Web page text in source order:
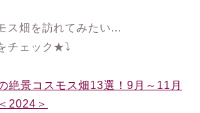
ス畑を訪れてみたい…
チェック★⤵
絶景コスモス畑13選！9月～11月
2024＞